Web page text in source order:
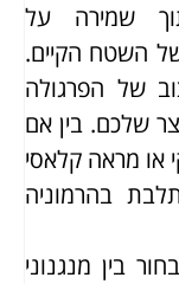
שמירה על
של השטח הקיים.
של הפרגולה
שלכם. בין אם
או מראה קלאסי
בהרמוניה
בין מנגנוני